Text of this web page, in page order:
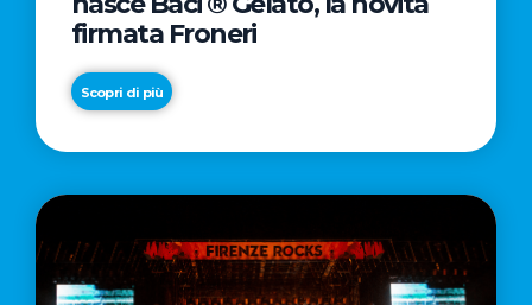
firmata Froneri
Scopri di più